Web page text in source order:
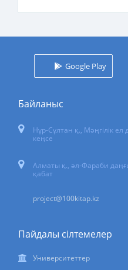
Google Play
Байланыс
Нұр-Сұлтан қ., Мәңгілік
кеңсе
Алматы қ., әл-Фараби
қабат
project@100kitap.kz
Пайдалы сілтемелер
Университеттер